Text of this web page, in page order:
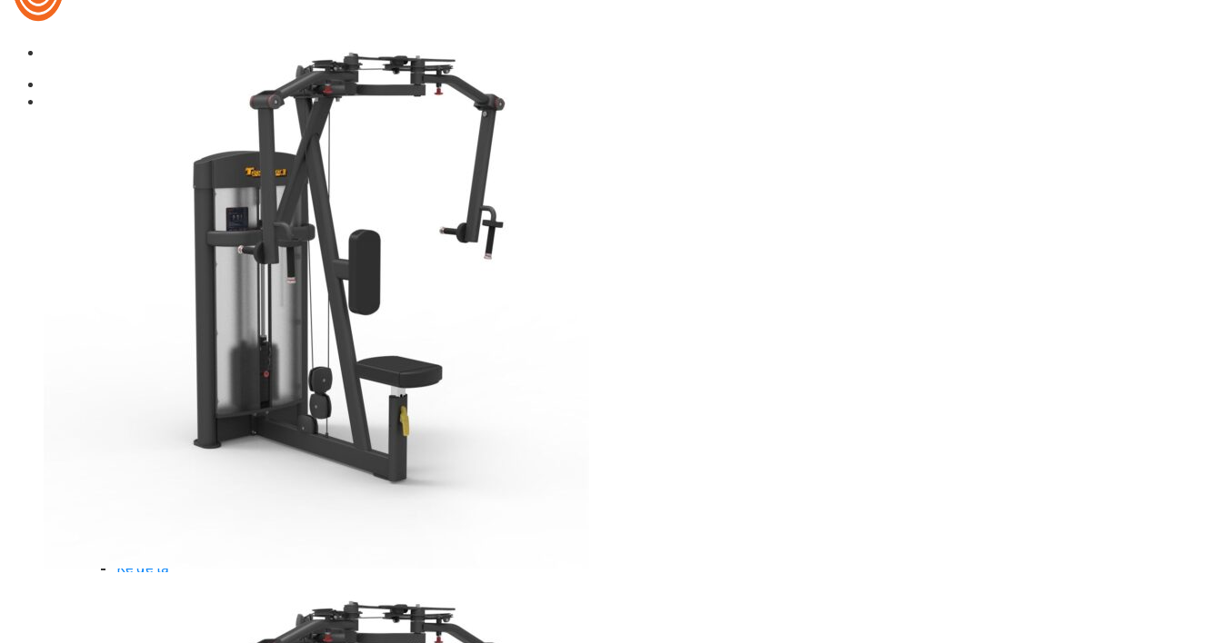
Xe Đạp Tập Thể Dục
Máy Tập Thể Dục ( Cardio )
Máy Chạy Bộ
Xe Đạp Tập Thể Dục
Xe đạp ngồi có tựa lưng
Máy Trượt Tuyết
Máy Chèo Thuyền
Máy Leo Cầu Thang
Máy tập phục hồi chức năng
Thiết Bị Phòng Gym chuyên dụng
Máy Khối Tập Với Cáp
Ghế Tập Đa Năng
Khung Tập Tạ Rời
Máy tập Home Gym
Kệ để tạ